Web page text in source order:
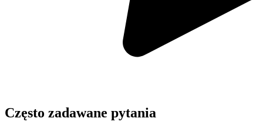
Często zadawane pytania